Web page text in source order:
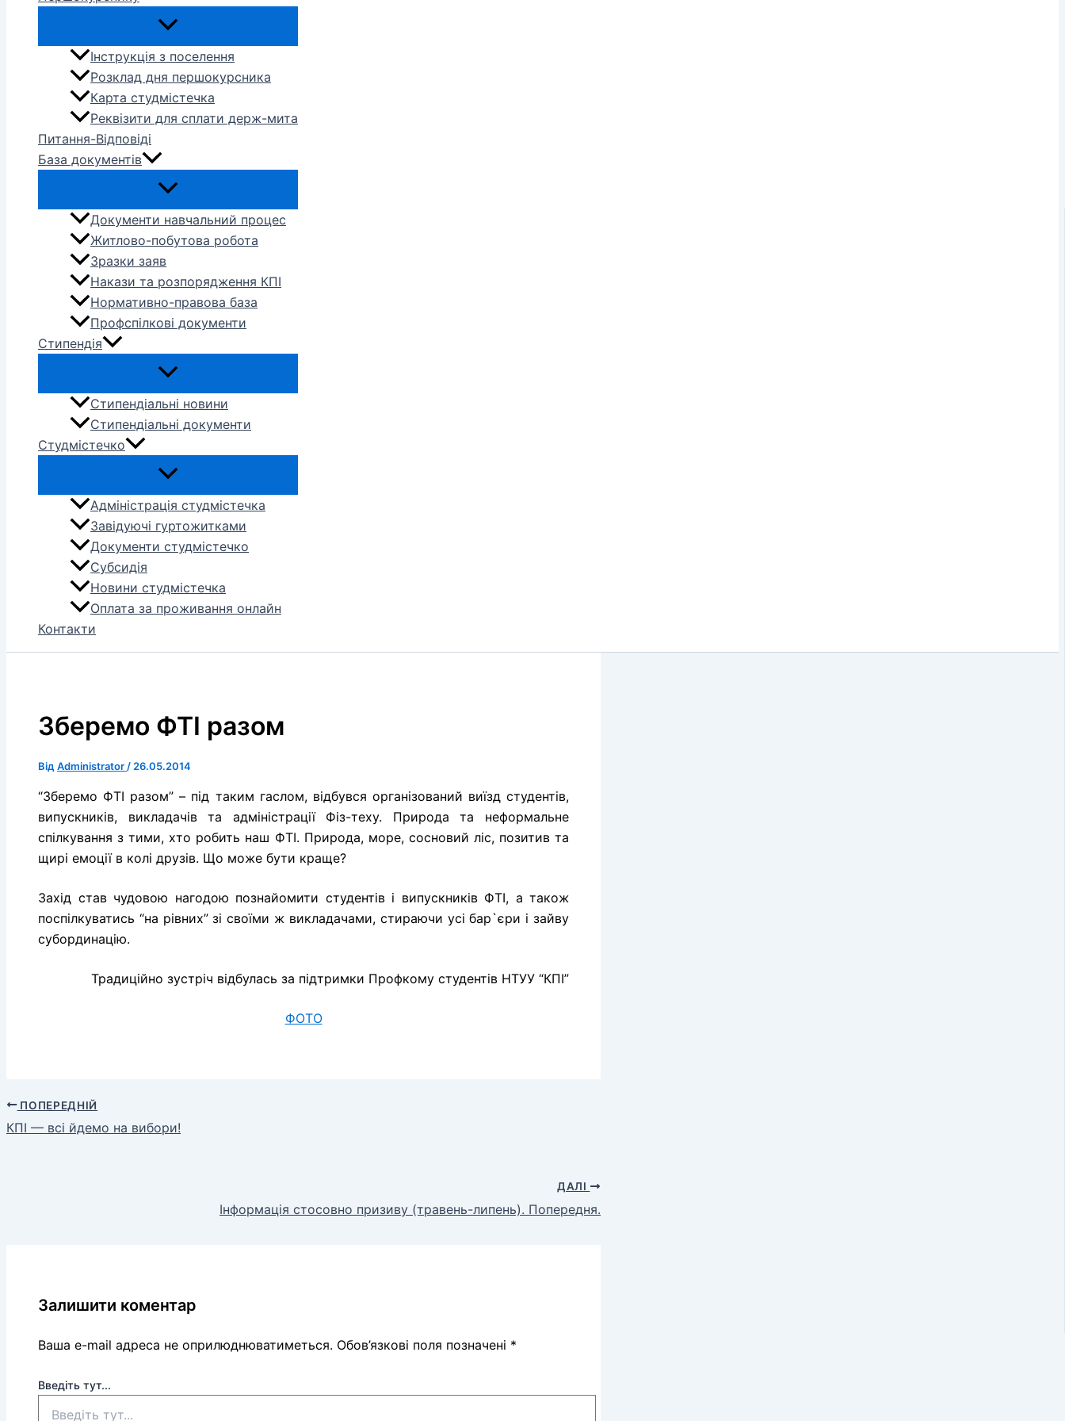
Інструкція з поселення
Розклад дня першокурсника
Карта студмістечка
Реквізити для сплати держ-мита
Питання-Відповіді
База документів
Документи навчальний процес
Житлово-побутова робота
Зразки заяв
Накази та розпорядження КПІ
Нормативно-правова база
Профспілкові документи
Стипендія
Стипендіальні новини
Стипендіальні документи
Студмістечко
Адміністрація студмістечка
Завідуючі гуртожитками
Документи студмістечко
Субсидія
Новини студмістечка
Оплата за проживання онлайн
Контакти
Зберемо ФТІ разом
Від Administrator / 26.05.2014
“Зберемо ФТІ разом” – під таким гаслом, відбувся організований виїзд студентів,
випускників, викладачів та адміністрації Фіз-теху. Природа та неформальне
спілкування з тими, хто робить наш ФТІ. Природа, море, сосновий ліс, позитив та
щирі емоції в колі друзів. Що може бути краще?
Захід став чудовою нагодою познайомити студентів і випускників ФТІ, а також
поспілкуватись “на рівних” зі своїми ж викладачами, стираючи усі бар`єри і зайву
субординацію.
Традиційно зустріч відбулась за підтримки Профкому студентів НТУУ “КПІ”
ФОТО
ПОПЕРЕДНІЙ
КПІ — всі йдемо на вибори!
ДАЛІ
Інформація стосовно призиву (травень-липень). Попередня.
Залишити коментар
Ваша e-mail адреса не оприлюднюватиметься. Обов’язкові поля позначені *
Введіть тут...